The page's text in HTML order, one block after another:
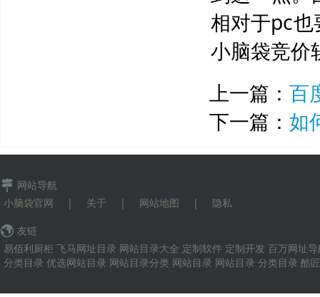
相对于pc
小脑袋竞价
上一篇： 百
下一篇： 如
网站导航
小脑袋官网
| 关于 | 网站地图 | 隐私
友链
易佰利厨柜 飞马网址目录 网站目录大全 定制软件 定制开发 百万网址
分类目录 优选网站目录 网站目录分类 网站目录 网站目录 分类目录 酷